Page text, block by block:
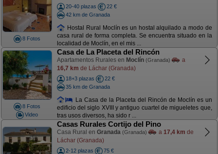
8 Fotos
20-40 plazas
22 €
42 km de Granada
Hostal Rural Moclín es un hostal alquilado a modo de
casa rural de forma completa. Se encuentra situado en la
localidad de Moclín, en el mis ...
8 Fotos
Video
Casa de La Placeta del Rincón
Apartamentos Rurales en Moclín (Granada)
a
16,7 km de Láchar (Granada)
18+3 plazas
22 €
35 km de Granada
La Casa de la Placeta del Rincón de Moclín es un
edificio del siglo XVIII y antiguo cuartel de migueletes que,
tras usos diversos, ha sido r ...
Casas Rurales Cortijo del Pino
Casa Rural en Granada (Granada) a 17,4 km de
Láchar (Granada)
2-12 plazas
75 €